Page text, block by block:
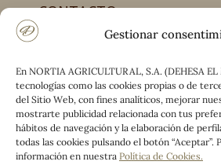
Gestionar
En NORTIA AGRICULTURAL, S.A. (DEHESA
tecnologías como las cookies propias o de
del Sitio Web, con fines analíticos, mejorar
mostrarte publicidad relacionada con tus
hábitos de navegación y la elaboración de
todas las cookies pulsando el botón “Aceptar”.
información en nuestra Política de Cookies.
CONTACTO
NORTIA AGRICULTURAL, S.A.
Carretera CM-4017, km 50 – Finca el
13194 Retuerta del Bullaque (Ciudad Real)
(+34) 925 590 660 / (+34) 690 776